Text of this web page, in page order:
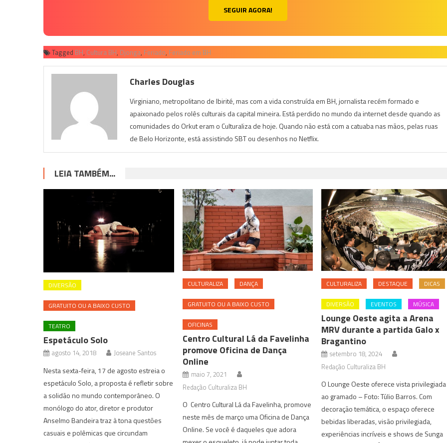
SEGUIR AGORA!
Tagged BH, Cultura BH, Djonga, Feriado, Feriado em BH
Charles Douglas
Virginiano, metropolitano de Ibirité, mas com a vida construída em BH, jornalista recém formado e
apaixonado pelos rolês culturais da capital mineira. Está perdido no mundo da internet desde quando as
comunidades do Orkut eram o Culturaliza de hoje. Quando não está com a catuaba nas mãos, pelas ruas
de Belo Horizonte, está assistindo SBT ou desenhos no Netflix.
LEIA TAMBÉM...
DIVERSÃO
GRATUITO OU A BAIXO CUSTO
TEATRO
Espetáculo Solo
agosto 14, 2018 Joseane Santos
Nesta sexta-feira, 17 de agosto estreia o
espetáculo Solo, a proposta é refletir sobre
a solidão no mundo contemporâneo. O
monólogo do ator, diretor e produtor
Anselmo Bandeira traz à tona questões
casuais e polêmicas que circundam
CULTURALIZA DANÇA
GRATUITO OU A BAIXO CUSTO
OFICINAS
Centro Cultural Lá da Favelinha
promove Oficina de Dança
Online
maio 7, 2021
Redação Culturaliza BH
O Centro Cultural Lá da Favelinha, promove
neste mês de março uma Oficina de Dança
Online. Se você é daqueles que adora
CULTURALIZA DESTAQUE DICAS
DIVERSÃO EVENTOS MÚSICA
Lounge Oeste agita a Arena
MRV durante a partida Galo x
Bragantino
setembro 18, 2024
Redação Culturaliza BH
O Lounge Oeste oferece vista privilegiada
ao gramado – Foto: Túlio Barros. Com
decoração temática, o espaço oferece
bebidas liberadas, visão privilegiada,
experiências incríveis e shows de Sunga